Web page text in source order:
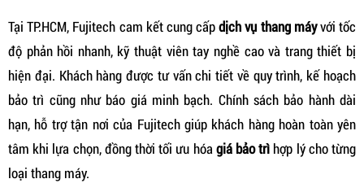
Tại TP.HCM, Fujitech cam kết cung cấpdịch vụ thang máyvới tốc
độ phản hồi nhanh, kỹ thuật viên tay nghề cao và trang thiết bị
hiện đại. Khách hàng được tư vấn chi tiết về quy trình, kế hoạch
bảo trì cũng như báo giá minh bạch. Chính sách bảo hành dài
hạn, hỗ trợ tận nơi của Fujitech giúp khách hàng hoàn toàn yên
tâm khi lựa chọn, đồng thời tối ưu hóagiá bảo trì hợp lý cho từng
loại thang máy.